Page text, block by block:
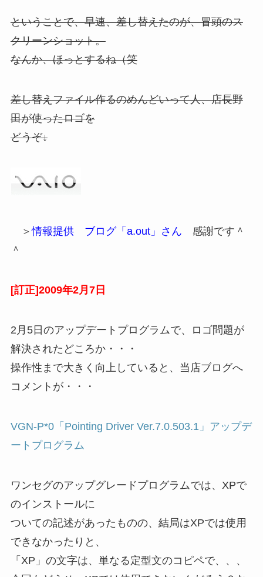
ということで、早速、差し替えたのが、冒頭のス
クリーンショット。
なんか、ほっとするね（笑
差し替えファイル作るのめんどいって人、店長野
田が使ったロゴを
どうぞ↓
＞情報提供 ブログ「a.out」さん 感謝です＾
＾
[訂正]2009年2月7日
2月5日のアップデートプログラムで、ロゴ問題が
解決されたどころか・・・
操作性まで大きく向上していると、当店ブログへ
コメントが・・・
VGN-P*0「Pointing Driver Ver.7.0.503.1」アップデ
ートプログラム
ワンセグのアップグレードプログラムでは、XPで
のインストールに
ついての記述があったものの、結局はXPでは使用
できなかったりと、
「XP」の文字は、単なる定型文のコピペで、、、